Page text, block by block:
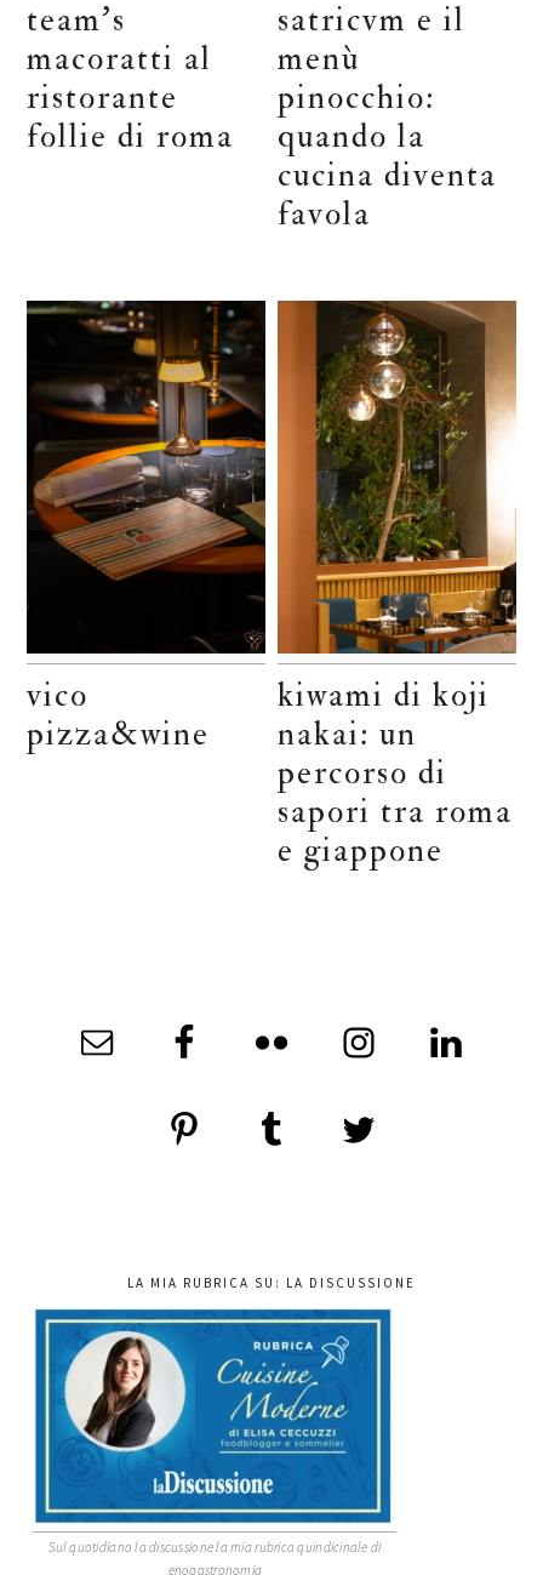
team’s
macoratti al
ristorante
follie di roma
satricvm e il
menù
pinocchio:
quando la
cucina diventa
favola
vico
pizza&wine
kiwami di koji
nakai: un
percorso di
sapori tra roma
e giappone
LA MIA RUBRICA SU: LA DISCUSSIONE
Sul quotidiano la discussione la mia rubrica quindicinale di
enogastronomia